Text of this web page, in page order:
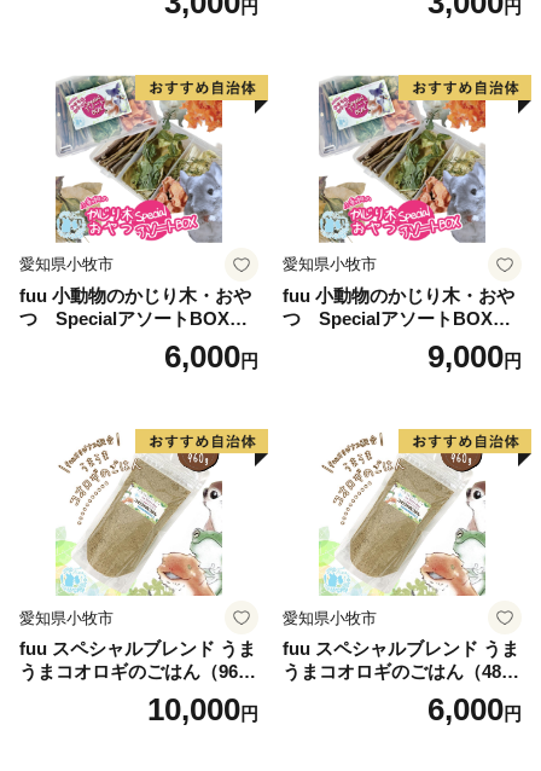
円 円
愛知県小牧市
fuu 小動物のかじり木・おや
つ SpecialアソートBOX（1
6,000円
愛知県小牧市
fuu 小動物のかじり木・おや
つ SpecialアソートBOX（2
9,000円
愛知県小牧市
fuu スペシャルブレンド うま
うまコオロギのごはん（960
10,000円
愛知県小牧市
fuu スペシャルブレンド うま
うまコオロギのごはん（480
6,000円